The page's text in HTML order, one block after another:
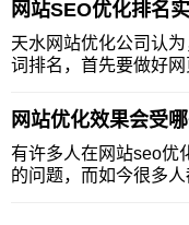
页面有效收录页面有效
能检索到页面在首位
参
网站SEO优化排名
天水网站优化公司认
词排名，首先要做好
引擎平台尤为关键。下
1、避开过热关键词不
keywords还是
网站优化效果会受
有许多人在网站seo优
的问题，而如今很多